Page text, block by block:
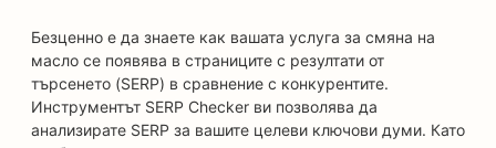
Безценно е да знаете как вашата услуга за смяна на
масло се появява в страниците с резултати от
търсенето (SERP) в сравнение с конкурентите.
Инструментът SERP Checker ви позволява да
анализирате SERP за вашите целеви ключови думи. Като